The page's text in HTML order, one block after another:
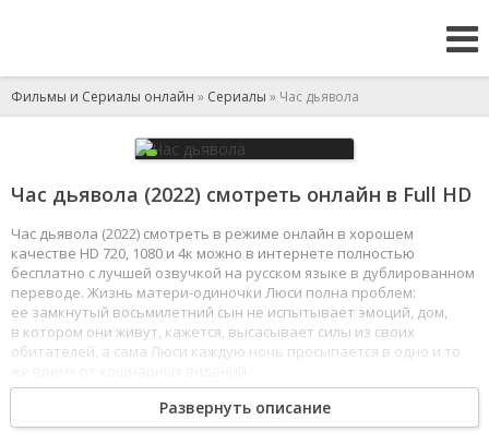
Фильмы и Сериалы онлайн » Сериалы » Час дьявола
Час дьявола (2022) смотреть онлайн в Full HD
Час дьявола (2022) смотреть в режиме онлайн в хорошем
качестве HD 720, 1080 и 4к можно в интернете полностью
бесплатно с лучшей озвучкой на русском языке в дублированном
переводе. Жизнь матери-одиночки Люси полна проблем:
ее замкнутый восьмилетний сын не испытывает эмоций, дом,
в котором они живут, кажется, высасывает силы из своих
обитателей, а сама Люси каждую ночь просыпается в одно и то
12345 678
Развернуть описание